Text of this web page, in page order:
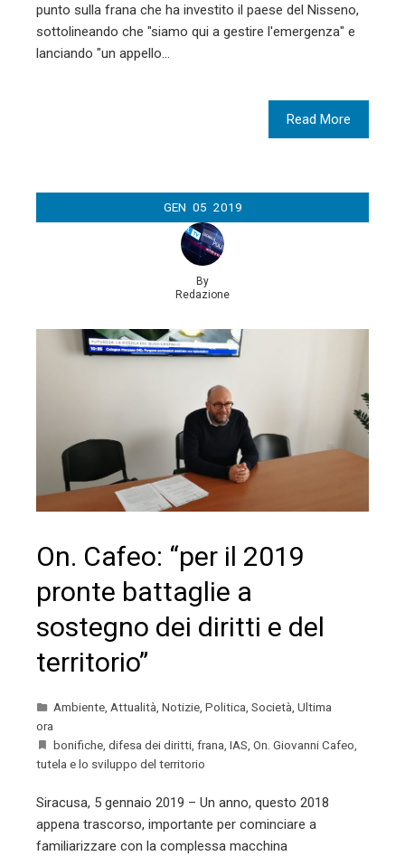
punto sulla frana che ha investito il paese del Nisseno,
sottolineando che "siamo qui a gestire l'emergenza" e
lanciando "un appello…
Read More
GEN 05 2019
By
Redazione
On. Cafeo: “per il 2019
pronte battaglie a
sostegno dei diritti e del
territorio”
Ambiente Attualità Notizie Politica Società Ultima
ora
bonifiche difesa dei diritti frana IAS On. Giovanni Cafeo
tutela e lo sviluppo del territorio
Siracusa, 5 gennaio 2019 – Un anno, questo 2018
appena trascorso, importante per cominciare a
familiarizzare con la complessa macchina